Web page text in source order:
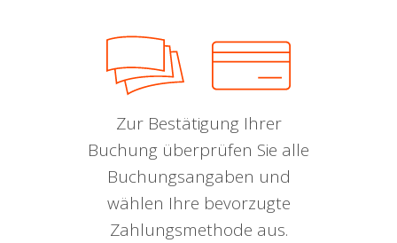
Zur Bestätigung Ihrer
Buchung überprüfen Sie alle
Buchungsangaben und
wählen Ihre bevorzugte
Zahlungsmethode aus.